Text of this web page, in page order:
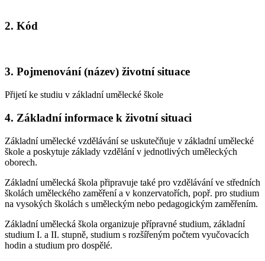
2. Kód
3. Pojmenování (název) životní situace
Přijetí ke studiu v základní umělecké škole
4. Základní informace k životní situaci
Základní umělecké vzdělávání se uskutečňuje v základní umělecké
škole a poskytuje základy vzdělání v jednotlivých uměleckých
oborech.
Základní umělecká škola připravuje také pro vzdělávání ve středních
školách uměleckého zaměření a v konzervatořích, popř. pro studium
na vysokých školách s uměleckým nebo pedagogickým zaměřením.
Základní umělecká škola organizuje přípravné studium, základní
studium I. a II. stupně, studium s rozšířeným počtem vyučovacích
hodin a studium pro dospělé.